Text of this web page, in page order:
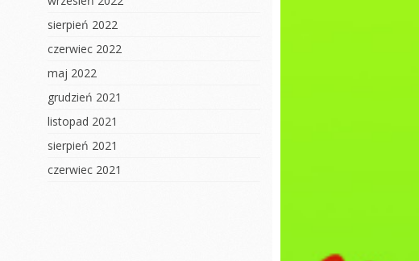
sierpień 2022
czerwiec 2022
maj 2022
grudzień 2021
listopad 2021
sierpień 2021
czerwiec 2021